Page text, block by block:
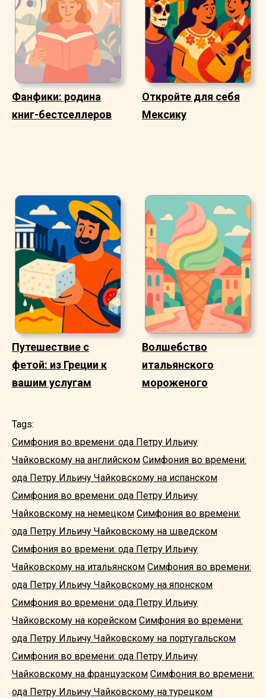
Фанфики: родина
книг-бестселлеров
Откройте для себя
Мексику
Путешествие с
фетой: из Греции к
вашим услугам
Волшебство
итальянского
мороженого
Tags:
Симфония во времени: ода Петру Ильичу
Чайковскому на английском Симфония во времени:
ода Петру Ильичу Чайковскому на испанском
Симфония во времени: ода Петру Ильичу
Чайковскому на немецком Симфония во времени:
ода Петру Ильичу Чайковскому на шведском
Симфония во времени: ода Петру Ильичу
Чайковскому на итальянском Симфония во времени:
ода Петру Ильичу Чайковскому на японском
Симфония во времени: ода Петру Ильичу
Чайковскому на корейском Симфония во времени:
ода Петру Ильичу Чайковскому на португальском
Симфония во времени: ода Петру Ильичу
Чайковскому на французском Симфония во времени:
ода Петру Ильичу Чайковскому на турецком